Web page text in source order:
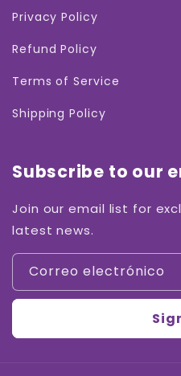
Privacy Policy
Refund Policy
Terms of Service
Shipping Policy
Subscribe to our
Join our email list for
latest news.
Correo electrónico